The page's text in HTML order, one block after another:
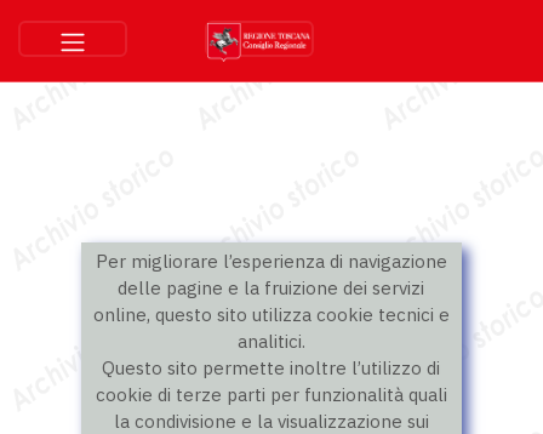
Per migliorare l’esperienza di navigazione
delle pagine e la fruizione dei servizi
online, questo sito utilizza cookie tecnici e
analitici.
Questo sito permette inoltre l’utilizzo di
cookie di terze parti per funzionalità quali
la condivisione e la visualizzazione sui